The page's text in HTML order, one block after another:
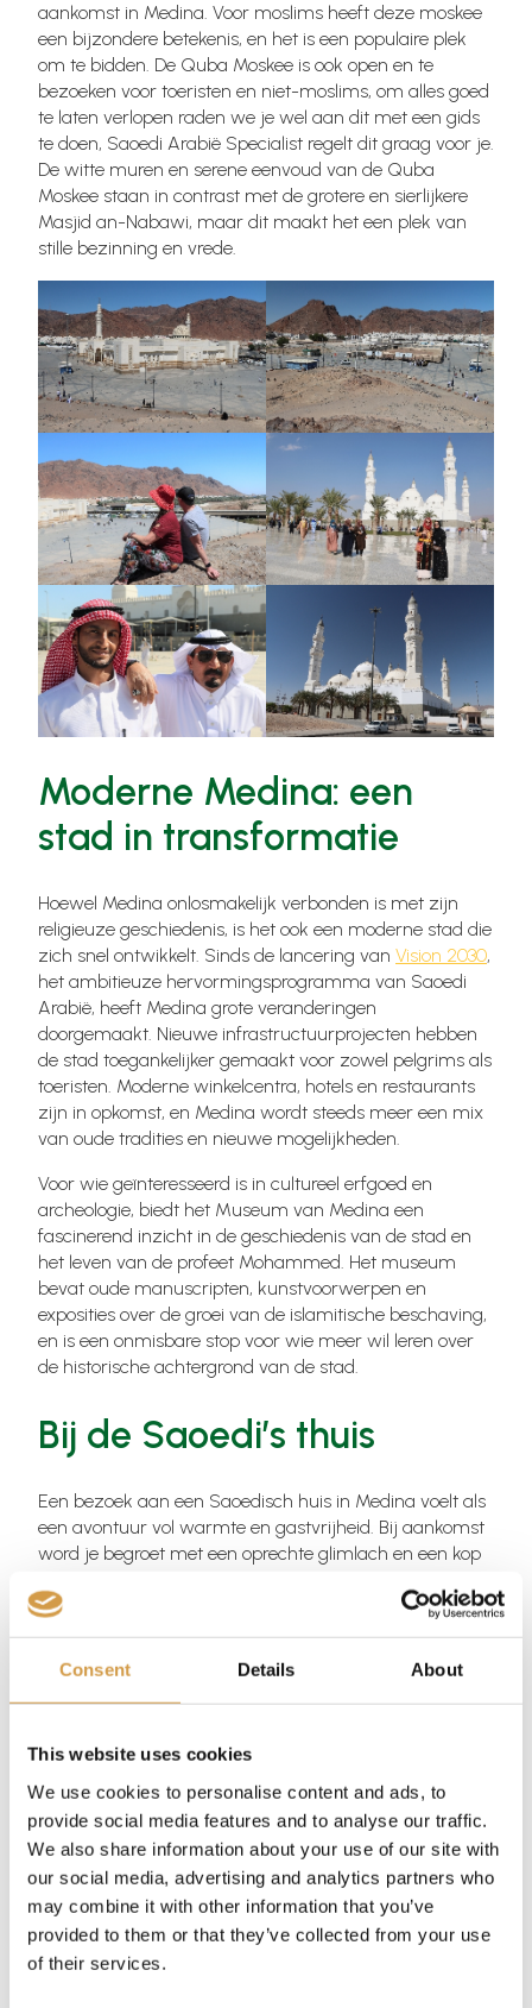
Consent Details About
This website uses cookies
We use cookies to personalise content and ads, to
provide social media features and to analyse our traffic.
We also share information about your use of our site with
our social media, advertising and analytics partners who
may combine it with other information that you’ve
provided to them or that they’ve collected from your use
of their services.
aankomst in Medina. Voor moslims heeft deze moskee
een bijzondere betekenis, en het is een populaire plek
om te bidden. De Quba Moskee is ook open en te
bezoeken voor toeristen en niet-moslims, om alles goed
te laten verlopen raden we je wel aan dit met een gids
te doen, Saoedi Arabië Specialist regelt dit graag voor je.
De witte muren en serene eenvoud van de Quba
Moskee staan in contrast met de grotere en sierlijkere
Masjid an-Nabawi, maar dit maakt het een plek van
stille bezinning en vrede.
Moderne Medina: een
stad in transformatie
Hoewel Medina onlosmakelijk verbonden is met zijn
religieuze geschiedenis, is het ook een moderne stad die
zich snel ontwikkelt. Sinds de lancering van Vision 2030,
het ambitieuze hervormingsprogramma van Saoedi
Arabië, heeft Medina grote veranderingen
doorgemaakt. Nieuwe infrastructuurprojecten hebben
de stad toegankelijker gemaakt voor zowel pelgrims als
toeristen. Moderne winkelcentra, hotels en restaurants
zijn in opkomst, en Medina wordt steeds meer een mix
van oude tradities en nieuwe mogelijkheden.
Voor wie geïnteresseerd is in cultureel erfgoed en
archeologie, biedt het Museum van Medina een
fascinerend inzicht in de geschiedenis van de stad en
het leven van de profeet Mohammed. Het museum
bevat oude manuscripten, kunstvoorwerpen en
exposities over de groei van de islamitische beschaving,
en is een onmisbare stop voor wie meer wil leren over
de historische achtergrond van de stad.
Bij de Saoedi’s thuis
Een bezoek aan een Saoedisch huis in Medina voelt als
een avontuur vol warmte en gastvrijheid. Bij aankomst
word je begroet met een oprechte glimlach en een kop
De lunch is een feestmaal: een grote schaal kabsa,
samen op de grond, zoals de traditie voorschrijft, en
deelt verhalen. Na afloop is er thee en zoetigheid, een
Saoedi’s thuis is een onvergetelijke ervaring en geeft je
goed inzicht in het lokale leven, de Saoedische cultuur.
Hun gastvrijheid zal je diep raken en maakt het tot een
ervaring die je altijd zal blijven koesteren.
De Saoedi Arabië Specialist kent diverse gezinnen die
hun huis hebben geopend voor toeristen, erg leuke
beleving en nemen we graag op in jouw programma.